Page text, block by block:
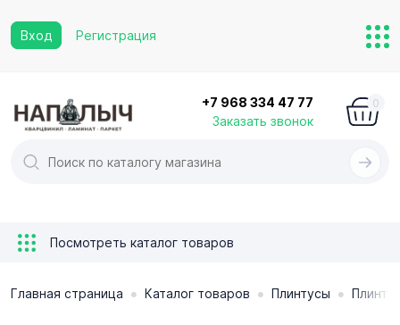
Вход Регистрация
+7 968 334 47 77
Заказать звонок
0
Посмотреть каталог товаров
Главная страница • Каталог товаров • Плинтусы •